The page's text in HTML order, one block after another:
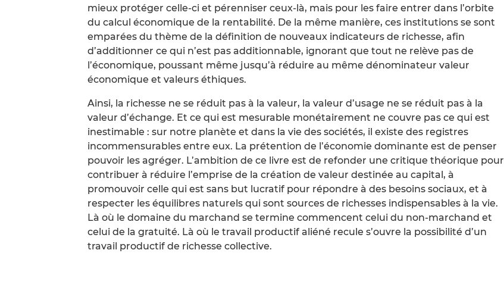
mieux protéger celle-ci et pérenniser ceux-là, mais pour les faire entrer dans l’orbite
du calcul économique de la rentabilité. De la même manière, ces institutions se sont
emparées du thème de la définition de nouveaux indicateurs de richesse, afin
d’additionner ce qui n’est pas additionnable, ignorant que tout ne relève pas de
l’économique, poussant même jusqu’à réduire au même dénominateur valeur
économique et valeurs éthiques.
Ainsi, la richesse ne se réduit pas à la valeur, la valeur d’usage ne se réduit pas à la
valeur d’échange. Et ce qui est mesurable monétairement ne couvre pas ce qui est
inestimable : sur notre planète et dans la vie des sociétés, il existe des registres
incommensurables entre eux. La prétention de l’économie dominante est de penser
pouvoir les agréger. L’ambition de ce livre est de refonder une critique théorique pour
contribuer à réduire l’emprise de la création de valeur destinée au capital, à
promouvoir celle qui est sans but lucratif pour répondre à des besoins sociaux, et à
respecter les équilibres naturels qui sont sources de richesses indispensables à la vie.
Là où le domaine du marchand se termine commencent celui du non-marchand et
celui de la gratuité. Là où le travail productif aliéné recule s’ouvre la possibilité d’un
travail productif de richesse collective.